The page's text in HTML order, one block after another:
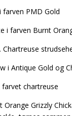
farven PMD Gold
i farven Burnt
Chartreuse
i Antique Gold og
farvet chartreuse
Orange Grizzly